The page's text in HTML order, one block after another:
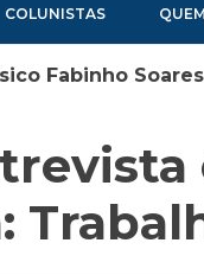
COLUNISTAS
Fabinho